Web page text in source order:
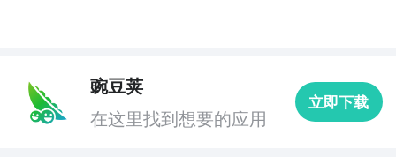
豌豆荚
在这里找到想要的应用
立即下载